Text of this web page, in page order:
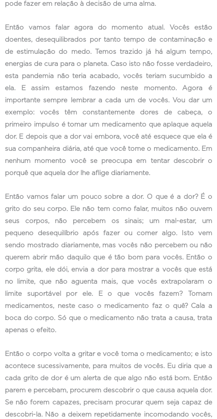
pode fazer em relação à decisão de uma alma.
Então vamos falar agora do momento atual. Vocês estão
doentes, desequilibrados por tanto tempo de contaminação e
de estimulação do medo. Temos trazido já há algum tempo,
energias de cura para o planeta. Caso isto não fosse verdadeiro,
esta pandemia não teria acabado, vocês teriam sucumbido a
ela. E assim estamos fazendo neste momento. Agora é
importante sempre lembrar a cada um de vocês. Vou dar um
exemplo: vocês têm constantemente dores de cabeça, o
primeiro impulso é tomar um medicamento que aplaque aquela
dor. E depois que a dor vai embora, você até esquece que ela é
sua companheira diária, até que você tome o medicamento. Em
nenhum momento você se preocupa em tentar descobrir o
porquê que aquela dor lhe aflige diariamente.
Então vamos falar um pouco sobre a dor. O que é a dor? É o
grito do seu corpo. Ele não tem como falar, muitos não ouvem
seus corpos, não percebem os sinais; um mal-estar, um
pequeno desequilíbrio após fazer ou comer algo. Isto vem
sendo mostrado diariamente, mas vocês não percebem ou não
querem abrir mão daquilo que é tão bom para vocês. Então o
corpo grita, ele dói, envia a dor para mostrar a vocês que está
no limite, que não aguenta mais, que vocês extrapolaram o
limite suportável por ele. E o que vocês fazem? Tomam
medicamentos, neste caso o medicamento faz o quê? Cala a
boca do corpo. Só que o medicamento não trata a causa, trata
apenas o efeito.
Então o corpo volta a gritar e você toma o medicamento; e isto
acontece sucessivamente, para muitos de vocês. Eu diria que a
cada grito de dor é um alerta de que algo não está bom. Então
parem e percebam, procurem descobrir o que causa aquela dor.
Se não forem capazes, precisam procurar quem seja capaz de
descobri-la. Não a deixem repetidamente incomodando vocês,